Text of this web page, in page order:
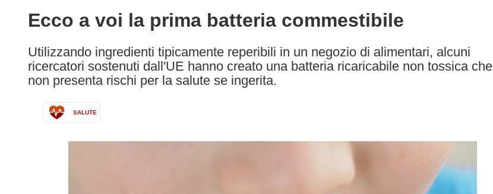
the
languages:
Ecco a voi la prima batteria commestibile
Utilizzando ingredienti tipicamente reperibili in un negozio di alimentari, alcuni
ricercatori sostenuti dall'UE hanno creato una batteria ricaricabile non tossica che
non presenta rischi per la salute se ingerita.
SALUTE